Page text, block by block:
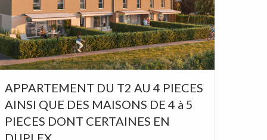
APPARTEMENT DU T2 AU 4 PIECES
AINSI QUE DES MAISONS DE 4 à 5
PIECES DONT CERTAINES EN